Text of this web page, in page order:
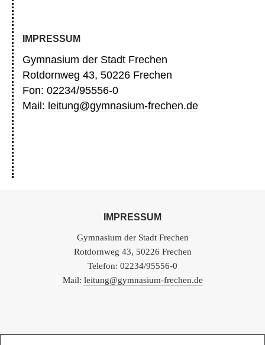
IMPRESSUM
Gymnasium der Stadt Frechen
Rotdornweg 43, 50226 Frechen
Fon: 02234/95556-0
Mail: leitung@gymnasium-frechen.de
IMPRESSUM
Gymnasium der Stadt Frechen
Rotdornweg 43, 50226 Frechen
Telefon: 02234/95556-0
Mail: leitung@gymnasium-frechen.de